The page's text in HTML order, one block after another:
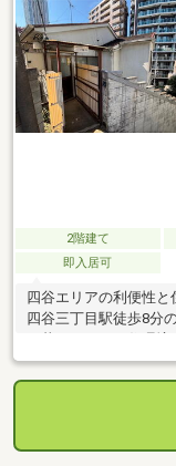
が充実。■玄関カード
【無料】お車送迎サー
2階建て
即入居可
四谷エリアの利便性と
四谷三丁目駅徒歩8分
ありながら緑を感じ
想の住まいづくりを